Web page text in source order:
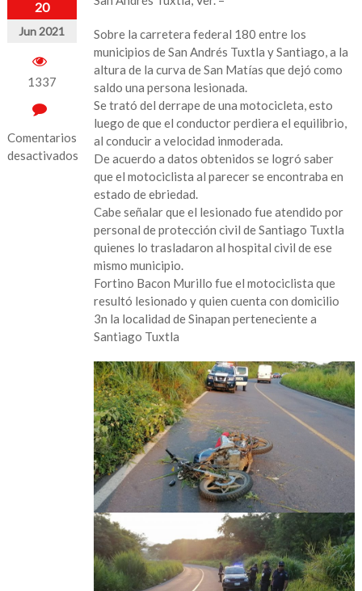
20
Jun 2021
1337
Comentarios
desactivados
Sobre la carretera federal 180 entre los
municipios de San Andrés Tuxtla y Santiago, a la
altura de la curva de San Matías que dejó como
saldo una persona lesionada.
Se trató del derrape de una motocicleta, esto
luego de que el conductor perdiera el equilibrio,
al conducir a velocidad inmoderada.
De acuerdo a datos obtenidos se logró saber
que el motociclista al parecer se encontraba en
estado de ebriedad.
Cabe señalar que el lesionado fue atendido por
personal de protección civil de Santiago Tuxtla
quienes lo trasladaron al hospital civil de ese
mismo municipio.
Fortino Bacon Murillo fue el motociclista que
resultó lesionado y quien cuenta con domicilio
3n la localidad de Sinapan perteneciente a
Santiago Tuxtla